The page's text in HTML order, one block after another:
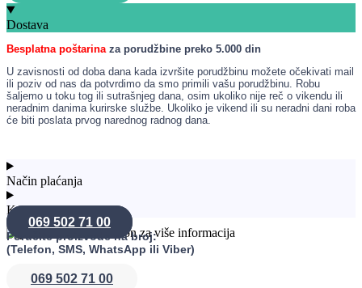
Namena
Prikladni za sve koji žele uživati u hrskavim grickalicama
bez glutena.
Odličan izbor za užinu ili kao dodatak obrocima.
Može se koristiti kao zdravija alternativa klasičnim čipsima.
SCHAR ČIPSi su spremni za konzumaciju odmah nakon
otvaranja pakovanja. Preporučuje se da se čipsi čuvaju na suvom
i hladnom mestu kako bi se očuvala njihova hrskavost. Mogu se
poslužiti kao užina, uz dipove ili kao dodatak salatama i drugim
jelima. Uživajte u njima kao zdravoj alternativi klasičnim čipsima,
bez brige o glutenima.
Dostava
Besplatna poštarina za porudžbine preko 5.000 din
U zavisnosti od doba dana kada izvršite porudžbinu možete očekivati mail
ili poziv od nas da potvrdimo da smo primili vašu porudžbinu. Robu
šaljemo u toku tog ili sutrašnjeg dana, osim ukoliko nije reč o vikendu ili
neradnim danima kurirske službe. Ukoliko je vikend ili su neradni dani roba
će biti poslata prvog narednog radnog dana.
Način plaćanja
Konsultacije
069 502 71 00
Poručite proizvode na broj:
(Telefon, SMS, WhatsApp ili Viber)
069 502 71 00